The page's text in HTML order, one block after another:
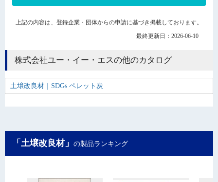
上記の内容は、登録企業・団体からの申請に基づき掲載しております。
最終更新日：2026-06-10
株式会社ユー・イー・エスの他のカタログ
土壌改良材｜SDGs ペレット炭
「土壌改良材」 の製品ランキング